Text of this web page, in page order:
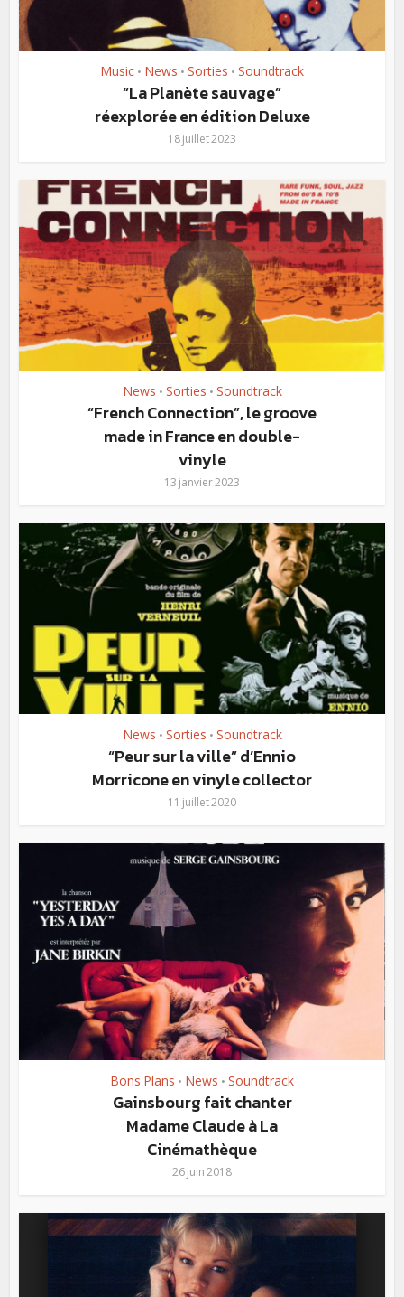
Music • News • Sorties • Soundtrack
“La Planète sauvage”
réexplorée en édition Deluxe
18 juillet 2023
News • Sorties • Soundtrack
“French Connection”, le groove
made in France en double-
vinyle
13 janvier 2023
News • Sorties • Soundtrack
“Peur sur la ville” d’Ennio
Morricone en vinyle collector
11 juillet 2020
Bons Plans • News • Soundtrack
Gainsbourg fait chanter
Madame Claude à La
Cinémathèque
26 juin 2018